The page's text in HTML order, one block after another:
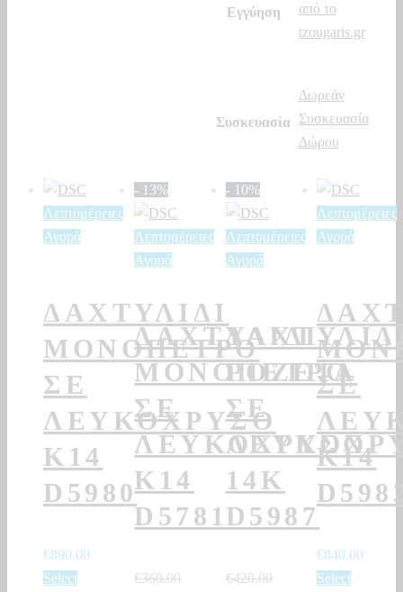
Εγγύηση
από το
tzougaris.gr
Συσκευασία
Δωρεάν
Συσκευασία
Δώρου
Λεπτομέρειες
Αγορά
ΔΑΧΤΥΛΊΔΙ
ΜΟΝΌΠΕΤΡΟ
ΣΕ
ΛΕΥΚΌΧΡΥΣΟ
Κ14
D5980
€890.00
Select
- 13%
Λεπτομέρειες
Αγορά
ΔΑΧΤΥΛΊΔΙ
ΜΟΝΌΠΕΤΡΟ
ΣΕ
ΛΕΥΚΌΧΡΥΣΟ
Κ14
D5781
€360.00
- 10%
Λεπτομέρειες
Αγορά
ΡΟΖΈΤΑ
ΣΕ
14Κ
D5987
€420.00
Λεπτομέρειες
Αγορά
ΣΕ
Κ14
€840.00
Select